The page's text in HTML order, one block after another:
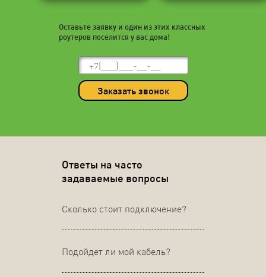
Оставьте заявку и один из этих классных
роутеров поселится у вас дома!
Заказать звонок
Ответы на часто
задаваемые вопросы
Сколько стоит подключение?
Подойдет ли мой кабель?